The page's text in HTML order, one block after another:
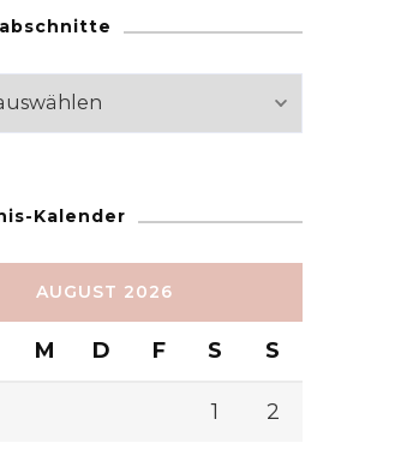
Kalender
AUGUST 2026
M D F S S
1 2